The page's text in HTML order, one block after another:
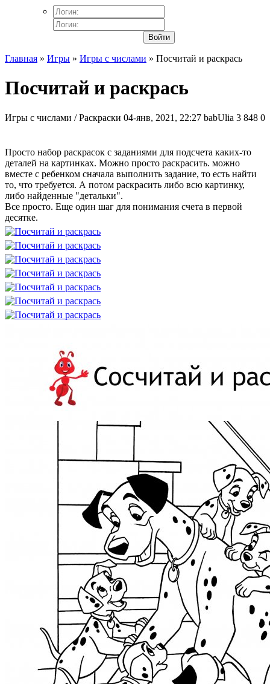
Войти
Главная » Игры » Игры с числами » Посчитай и раскрась
Посчитай и раскрась
Игры с числами / Раскраски 04-янв, 2021, 22:27 babUlia 3 848 0
Просто набор раскрасок с заданиями для подсчета каких-то
деталей на картинках. Можно просто раскрасить. можно
вместе с ребенком сначала выполнить задание, то есть найти
то, что требуется. А потом раскрасить либо всю картинку,
либо найденные "детальки".
Все просто. Еще один шаг для понимания счета в первой
десятке.